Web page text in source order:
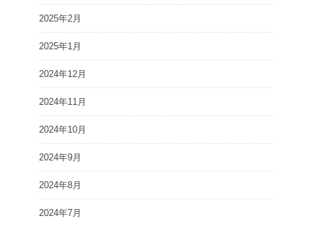
2025年2月
2025年1月
2024年12月
2024年11月
2024年10月
2024年9月
2024年8月
2024年7月